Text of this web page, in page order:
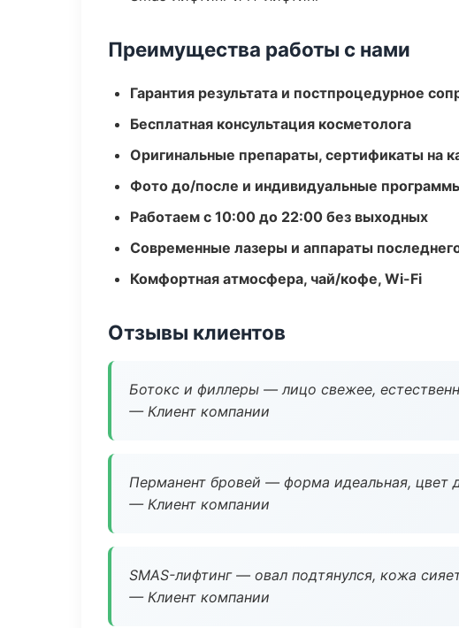
Преимущества работы с нами
Гарантия результата и постпроцедурное
Бесплатная консультация косметолога
Оригинальные препараты, сертификаты на
Фото до/после и индивидуальные
Работаем с 10:00 до 22:00 без выходных
Современные лазеры и аппараты
Комфортная атмосфера, чай/кофе, Wi-Fi
Отзывы клиентов
Ботокс и филлеры — лицо свежее,
— Клиент компании
Перманент бровей — форма идеальная, цвет
— Клиент компании
SMAS-лифтинг — овал подтянулся, кожа
— Клиент компании